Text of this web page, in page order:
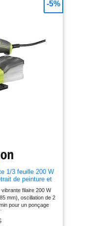
1/3 feuille 200 W
de peinture et
– Livrée avec 20
filaire 200 W
mm), oscillation de 2
pour un ponçage
1/3 feuille (93 x 185
-5%